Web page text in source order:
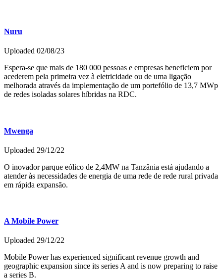
Nuru
Uploaded 02/08/23
Espera-se que mais de 180 000 pessoas e empresas beneficiem por
acederem pela primeira vez à eletricidade ou de uma ligação
melhorada através da implementação de um portefólio de 13,7 MWp
de redes isoladas solares híbridas na RDC.
Mwenga
Uploaded 29/12/22
O inovador parque eólico de 2,4MW na Tanzânia está ajudando a
atender às necessidades de energia de uma rede de rede rural privada
em rápida expansão.
A Mobile Power
Uploaded 29/12/22
Mobile Power has experienced significant revenue growth and
geographic expansion since its series A and is now preparing to raise
a series B.